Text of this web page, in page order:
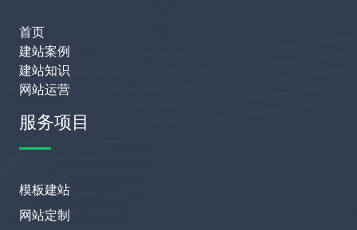
首页
建站案例
建站知识
网站运营
服务项目
模板建站
网站定制